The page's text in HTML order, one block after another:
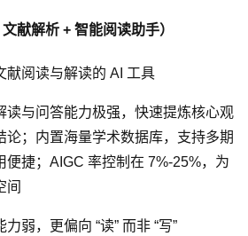
献解析 + 智能阅读助手）
献阅读与解读的 AI 工具
读与问答能力极强，快速提炼核心观
论；内置海量学术数据库，支持多期
便捷；AIGC 率控制在 7%-25%，为
间
弱，更偏向 “读” 而非 “写”